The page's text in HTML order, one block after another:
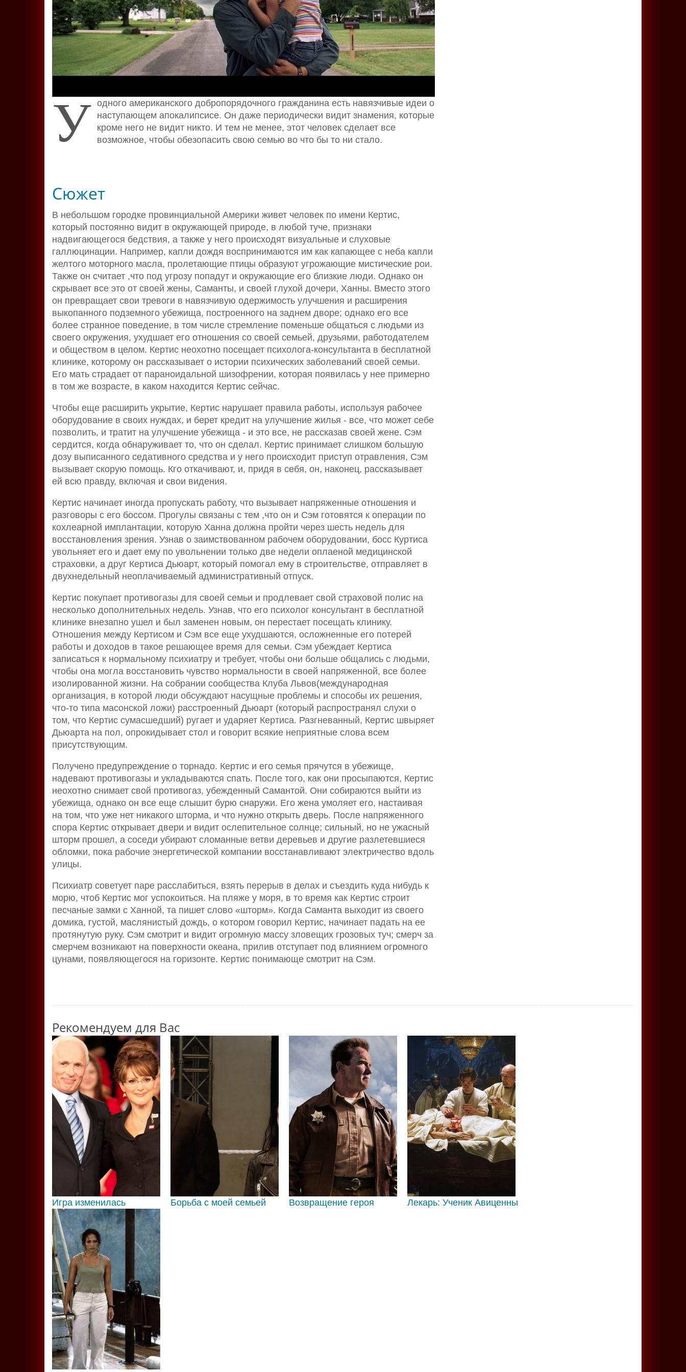
У одного американского добропорядочного гражданина есть навязчивые идеи о
наступающем апокалипсисе. Он даже периодически видит знамения, которые
кроме него не видит никто. И тем не менее, этот человек сделает все
возможное, чтобы обезопасить свою семью во что бы то ни стало.
Сюжет
В небольшом городке провинциальной Америки живет человек по имени Кертис,
который постоянно видит в окружающей природе, в любой туче, признаки
надвигающегося бедствия, а также у него происходят визуальные и слуховые
галлюцинации. Например, капли дождя воспринимаются им как капающее с неба капли
желтого моторного масла, пролетающие птицы образуют угрожающие мистические рои.
Также он считает ,что под угрозу попадут и окружающие его близкие люди. Однако он
скрывает все это от своей жены, Саманты, и своей глухой дочери, Ханны. Вместо этого
он превращает свои тревоги в навязчивую одержимость улучшения и расширения
выкопанного подземного убежища, построенного на заднем дворе; однако его все
более странное поведение, в том числе стремление поменьше общаться с людьми из
своего окружения, ухудшает его отношения со своей семьей, друзьями, работодателем
и обществом в целом. Кертис неохотно посещает психолога-консультанта в бесплатной
клинике, которому он рассказывает о истории психических заболеваний своей семьи.
Его мать страдает от параноидальной шизофрении, которая появилась у нее примерно
в том же возрасте, в каком находится Кертис сейчас.
Чтобы еще расширить укрытие, Кертис нарушает правила работы, используя рабочее
оборудование в своих нуждах, и берет кредит на улучшение жилья - все, что может себе
позволить, и тратит на улучшение убежища - и это все, не рассказав своей жене. Сэм
сердится, когда обнаруживает то, что он сделал. Кертис принимает слишком большую
дозу выписанного седативного средства и у него происходит приступ отравления, Сэм
вызывает скорую помощь. Кго откачивают, и, придя в себя, он, наконец, рассказывает
ей всю правду, включая и свои видения.
Кертис начинает иногда пропускать работу, что вызывает напряженные отношения и
разговоры с его боссом. Прогулы связаны с тем ,что он и Сэм готовятся к операции по
кохлеарной имплантации, которую Ханна должна пройти через шесть недель для
восстановления зрения. Узнав о заимствованном рабочем оборудовании, босс Куртиса
увольняет его и дает ему по увольнении только две недели оплаеной медицинской
страховки, а друг Кертиса Дьюарт, который помогал ему в строительстве, отправляет в
двухнедельный неоплачиваемый административный отпуск.
Кертис покупает противогазы для своей семьи и продлевает свой страховой полис на
несколько дополнительных недель. Узнав, что его психолог консультант в бесплатной
клинике внезапно ушел и был заменен новым, он перестает посещать клинику.
Отношения между Кертисом и Сэм все еще ухудшаются, осложненные его потерей
работы и доходов в такое решающее время для семьи. Сэм убеждает Кертиса
записаться к нормальному психиатру и требует, чтобы они больше общались с людьми,
чтобы она могла восстановить чувство нормальности в своей напряженной, все более
изолированной жизни. На собрании сообщества Клуба Львов(международная
организация, в которой люди обсуждают насущные проблемы и способы их решения,
что-то типа масонской ложи) расстроенный Дьюарт (который распространял слухи о
том, что Кертис сумасшедший) ругает и ударяет Кертиса. Разгневанный, Кертис швыряет
Дьюарта на пол, опрокидывает стол и говорит всякие неприятные слова всем
присутствующим.
Получено предупреждение о торнадо. Кертис и его семья прячутся в убежище,
надевают противогазы и укладываются спать. После того, как они просыпаются, Кертис
неохотно снимает свой противогаз, убежденный Самантой. Они собираются выйти из
убежища, однако он все еще слышит бурю снаружи. Его жена умоляет его, настаивая
на том, что уже нет никакого шторма, и что нужно открыть дверь. После напряженного
спора Кертис открывает двери и видит ослепительное солнце; сильный, но не ужасный
шторм прошел, а соседи убирают сломанные ветви деревьев и другие разлетевшиеся
обломки, пока рабочие энергетической компании восстанавливают электричество вдоль
улицы.
Психиатр советует паре расслабиться, взять перерыв в делах и съездить куда нибудь к
морю, чтоб Кертис мог успокоиться. На пляже у моря, в то время как Кертис строит
песчаные замки с Ханной, та пишет слово «шторм». Когда Саманта выходит из своего
домика, густой, маслянистый дождь, о котором говорил Кертис, начинает падать на ее
протянутую руку. Сэм смотрит и видит огромную массу зловещих грозовых туч; смерч за
смерчем возникают на поверхности океана, прилив отступает под влиянием огромного
цунами, появляющегося на горизонте. Кертис понимающе смотрит на Сэм.
Рекомендуем для Вас
Игра изменилась Борьба с моей семьей Возвращение героя Лекарь: Ученик Авиценны